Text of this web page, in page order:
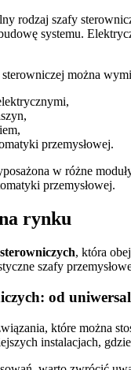
rodzaj szafy
systemu.
można
przemysłowej.
w różne
przemysłowej.
rynku
, która
szafy
od
które można
instalacjach,